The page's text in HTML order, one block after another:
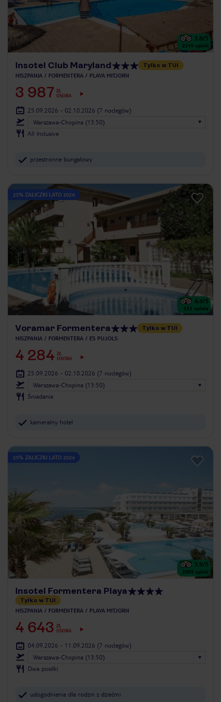
3.8/5
2319 opinii
Insotel Club Maryland Tylko w TUI
HISZPANIA FORMENTERA PLAYA MITJORN
3 987 ZŁ
OSOBA
25.09.2026 - 02.10.2026 (7 noclegów)
Warszawa-Chopina (13:50)
All Inclusive
przestronne bungalowy
25% ZALICZKI LATO 2026
4.4/5
332 opinie
Voramar Formentera Tylko w TUI
HISZPANIA FORMENTERA ES PUJOLS
4 284 ZŁ
OSOBA
25.09.2026 - 02.10.2026 (7 noclegów)
Warszawa-Chopina (13:50)
Śniadanie
kameralny hotel
25% ZALICZKI LATO 2026
3.9/5
2095 opinii
Insotel Formentera Playa
Tylko w TUI
HISZPANIA FORMENTERA PLAYA MITJORN
4 643 ZŁ
OSOBA
04.09.2026 - 11.09.2026 (7 noclegów)
Warszawa-Chopina (13:50)
Dwa posiłki
udogodnienia dla rodzin z dziećmi